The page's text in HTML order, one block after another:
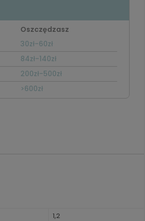
Oszczędzasz
30zł-60zł
84zł-140zł
200zł-500zł
>600zł
1,2